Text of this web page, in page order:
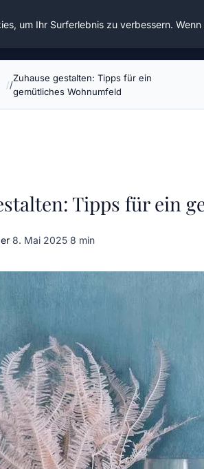
Zuhause gestalten: Tipps für ein
gemütliches Wohnumfeld
Tipps für ein
·8. Mai 2025·8 min
um Ihr Surferlebnis zu verbessern.